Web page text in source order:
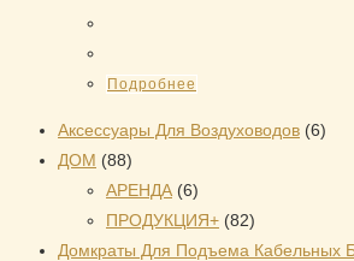
Подробнее
Аксессуары Для Воздуховодов 66
ДОМ 8888
товаров
АРЕНДА 66
товаров
ПРОДУКЦИЯ+ 8282
товара
Домкраты Для Подъема Кабельных